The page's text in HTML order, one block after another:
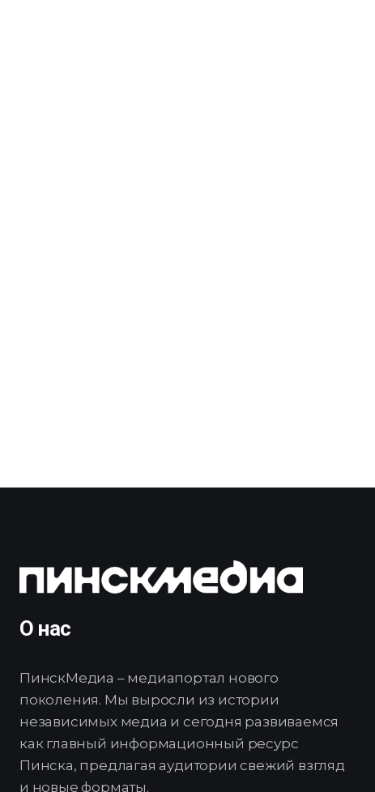
О нас
ПинскМедиа – медиапортал нового
поколения. Мы выросли из истории
независимых медиа и сегодня развиваемся
как главный информационный ресурс
Пинска, предлагая аудитории свежий взгляд
и новые форматы.